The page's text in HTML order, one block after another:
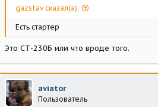
gazstav сказал(а):
Есть стартер
Это СТ-230Б или что вроде того.
aviator
Пользователь